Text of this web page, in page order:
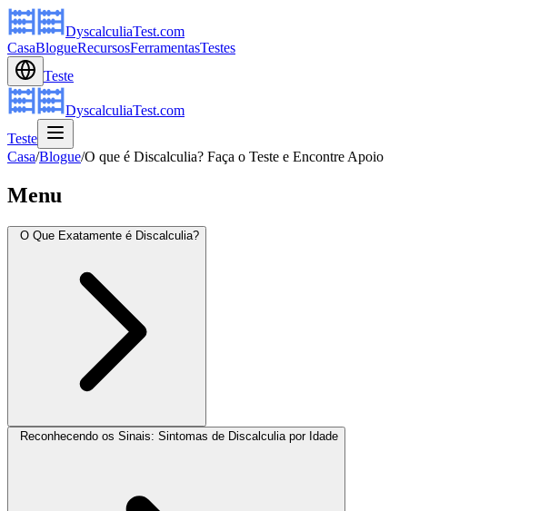
DyscalculiaTest.com
CasaBlogueRecursosFerramentasTestes
Teste
DyscalculiaTest.com
Teste
Casa/Blogue/O que é Discalculia? Faça o Teste e Encontre Apoio
Menu
O Que Exatamente é Discalculia?
Reconhecendo os Sinais: Sintomas de Discalculia por Idade